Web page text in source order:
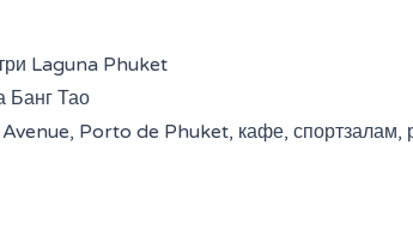
Laguna Phuket
Банг Тао
Porto de Phuket, кафе, спортзалам,